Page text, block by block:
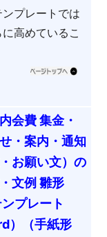
プレートでは
高めているこ
会費 集金・
・案内・通知
お願い文）の
文例 雛形
ンプレート
）（手紙形